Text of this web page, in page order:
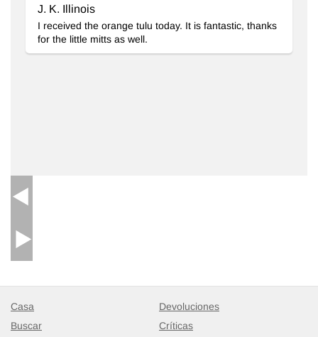
J. K. Illinois
I received the orange tulu today. It is fantastic, thanks
for the little mitts as well.
Casa
Buscar
Devoluciones
Críticas